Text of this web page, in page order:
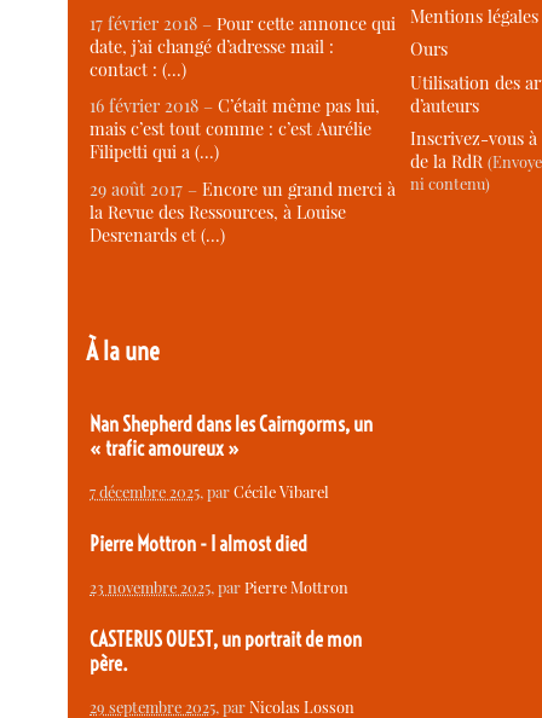
17 février 2018 –Pour cette annonce qui
date, j’ai changé d’adresse mail :
contact : (…)
16 février 2018 –C’était même pas lui,
mais c’est tout comme : c’est Aurélie
Filipetti qui a (…)
29 août 2017 –Encore un grand merci à
la Revue des Ressources, à Louise
Desrenards et (…)
À la une
Nan Shepherd dans les Cairngorms, un
« trafic amoureux »
7 décembre 2025, parCécile Vibarel
Pierre Mottron - I almost died
23 novembre 2025, parPierre Mottron
CASTERUS OUEST, un portrait de mon
père.
29 septembre 2025, parNicolas Losson
Mentions légales
Ours
Utilisation des
d’auteurs
Inscrivez-vous
de la RdR
ni contenu)